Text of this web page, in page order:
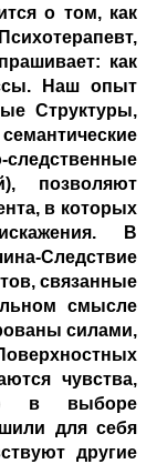
о том, как
как
Наш опыт
Структуры,
позволяют
в которых
В
Следствие
связанные
смысле
силами,
чувства,
в выборе
для себя
другие